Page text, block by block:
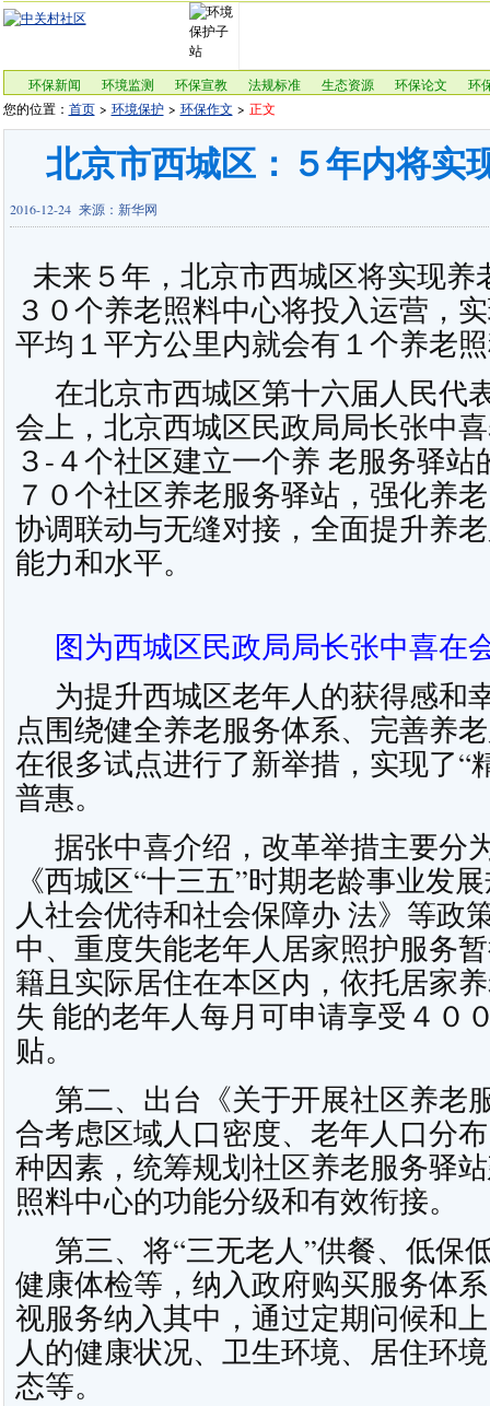
环保新闻 环境监测 环保宣教 法规标准 生态资源 环保论文
环
您的位置： 首页> 环境保护> 环保作文 > 正文
北京市西城区：５年内将实
2016-12-24 来源：新华网
未来５年，北京市西城区将实现
３０个养老照料中心将投入运营，
平均１平方公里内就会有１个养老
在北京市西城区第十六届人民代
会上，北京西城区民政局局长张中
３-４个社区建立一个养 老服务驿
７０个社区养老服务驿站，强化养
协调联动与无缝对接，全面提升养
能力和水平。
图为西城区民政局局长张中喜在
为提升西城区老年人的获得感和
点围绕健全养老服务体系、完善养
在很多试点进行了新举措，实现了“
普惠。
据张中喜介绍，改革举措主要分
《西城区“十三五”时期老龄事业发
人社会优待和社会保障办 法》等政
中、重度失能老年人居家照护服务
籍且实际居住在本区内，依托居家
失 能的老年人每月可申请享受４０
贴。
第二、出台《关于开展社区养老
合考虑区域人口密度、老年人口分
种因素，统筹规划社区养老服务驿
照料中心的功能分级和有效衔接。
第三、将“三无老人”供餐、低保
健康体检等，纳入政府购买服务体
视服务纳入其中，通过定期问候和
人的健康状况、卫生环境、居住环
态等。